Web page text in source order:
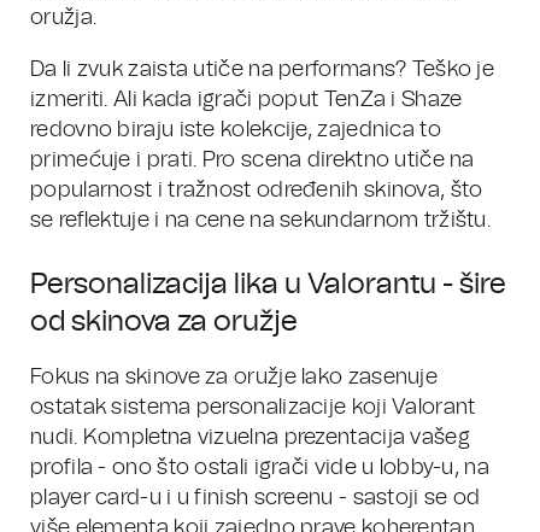
oružja.
Da li zvuk zaista utiče na performans? Teško je
izmeriti. Ali kada igrači poput TenZa i Shaze
redovno biraju iste kolekcije, zajednica to
primećuje i prati. Pro scena direktno utiče na
popularnost i tražnost određenih skinova, što
se reflektuje i na cene na sekundarnom tržištu.
Personalizacija lika u Valorantu - šire
od skinova za oružje
Fokus na skinove za oružje lako zasenuje
ostatak sistema personalizacije koji Valorant
nudi. Kompletna vizuelna prezentacija vašeg
profila - ono što ostali igrači vide u lobby-u, na
player card-u i u finish screenu - sastoji se od